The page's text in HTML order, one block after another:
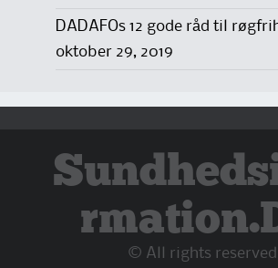
DADAFOs 12 gode råd til
oktober 29, 2019
© All rights reserved.